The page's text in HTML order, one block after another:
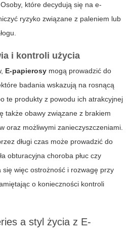
które decydują się na e-
ryzyko związane z paleniem lub
i kontroli użycia
E-papierosy mogą prowadzić do
badania wskazują na rosnącą
te produkty z powodu ich atrakcyjnej
także obawy związane z brakiem
oraz możliwymi zanieczyszczeniami.
długi czas może prowadzić do
obturacyjna choroba płuc czy
więc ostrożność i rozwagę przy
o konieczności kontroli
a styl życia z E-